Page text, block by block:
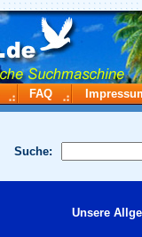
FAQ
Suche:
Unsere